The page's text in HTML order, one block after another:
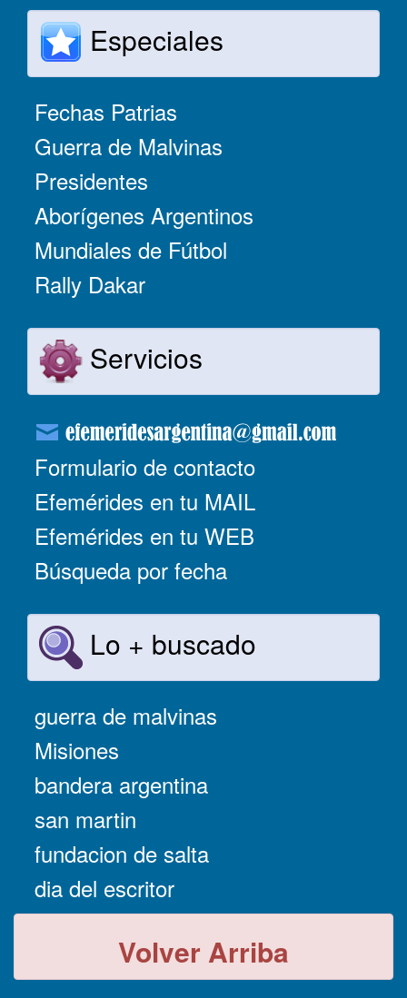
Especiales
Fechas Patrias
Guerra de Malvinas
Presidentes
Aborígenes Argentinos
Mundiales de Fútbol
Rally Dakar
Servicios
Formulario de contacto
Efemérides en tu MAIL
Efemérides en tu WEB
Búsqueda por fecha
Lo + buscado
guerra de malvinas
Misiones
bandera argentina
san martin
fundacion de salta
dia del escritor
Volver Arriba